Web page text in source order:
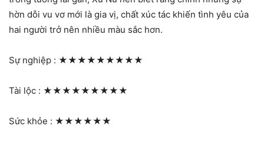
hờn dỗi vu vơ mới là gia vị, chất xúc tác khiến tình yêu của
hai người trở nên nhiều màu sắc hơn.
Sự nghiệp : ★★★★★★★★★
Tài lộc : ★★★★★★★★★
Sức khỏe : ★★★★★★